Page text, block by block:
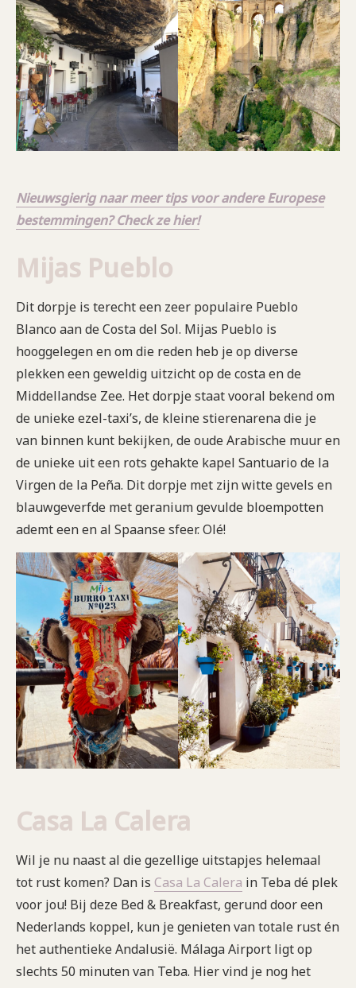
Nieuwsgierig naar meer tips voor andere Europese
bestemmingen? Check ze hier!
Mijas Pueblo
Dit dorpje is terecht een zeer populaire Pueblo
Blanco aan de Costa del Sol. Mijas Pueblo is
hooggelegen en om die reden heb je op diverse
plekken een geweldig uitzicht op de costa en de
Middellandse Zee. Het dorpje staat vooral bekend om
de unieke ezel-taxi’s, de kleine stierenarena die je
van binnen kunt bekijken, de oude Arabische muur en
de unieke uit een rots gehakte kapel Santuario de la
Virgen de la Peña. Dit dorpje met zijn witte gevels en
blauwgeverfde met geranium gevulde bloempotten
ademt een en al Spaanse sfeer. Olé!
Casa La Calera
Wil je nu naast al die gezellige uitstapjes helemaal
tot rust komen? Dan is Casa La Calera in Teba dé plek
voor jou! Bij deze Bed & Breakfast, gerund door een
Nederlands koppel, kun je genieten van totale rust én
het authentieke Andalusië. Málaga Airport ligt op
slechts 50 minuten van Teba. Hier vind je nog het